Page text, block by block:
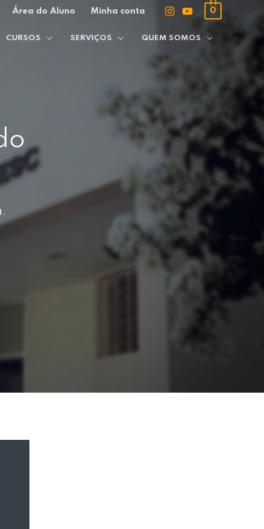
Área do Aluno Minha conta 0
CURSOS SERVIÇOS QUEM SOMOS